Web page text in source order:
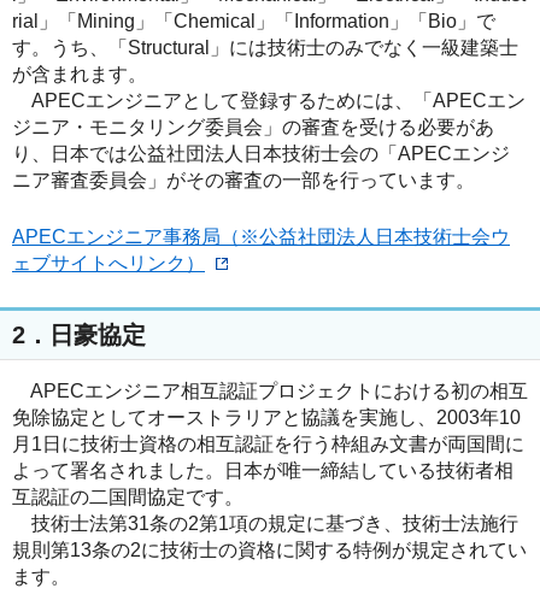
rial」「Mining」「Chemical」「Information」「Bio」で
す。うち、「Structural」には技術士のみでなく一級建築士
が含まれます。
APECエンジニアとして登録するためには、「APECエン
ジニア・モニタリング委員会」の審査を受ける必要があ
り、日本では公益社団法人日本技術士会の「APECエンジ
ニア審査委員会」がその審査の一部を行っています。
APECエンジニア事務局（※公益社団法人日本技術士会ウ
ェブサイトへリンク）
2．日豪協定
APECエンジニア相互認証プロジェクトにおける初の相互
免除協定としてオーストラリアと協議を実施し、2003年10
月1日に技術士資格の相互認証を行う枠組み文書が両国間に
よって署名されました。日本が唯一締結している技術者相
互認証の二国間協定です。
技術士法第31条の2第1項の規定に基づき、技術士法施行
規則第13条の2に技術士の資格に関する特例が規定されてい
ます。